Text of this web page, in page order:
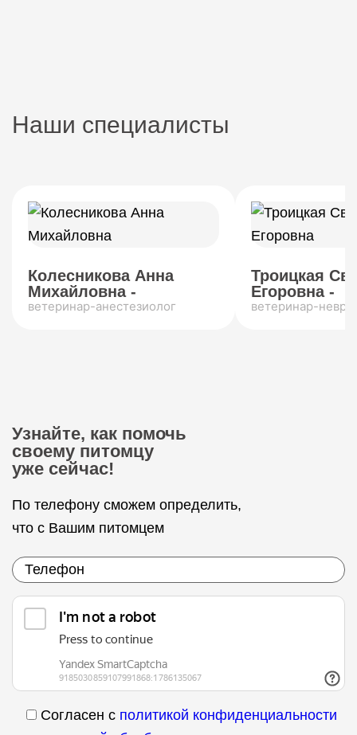
Наши специалисты
Колесникова Анна
Михайловна -
ветеринар-анестезиолог
Троицкая
Егоровна -
ветеринар-
Узнайте, как помочь
своему питомцу
уже сейчас!
По телефону сможем определить,
что с Вашим питомцем
Согласен с политикой конфиденциальности